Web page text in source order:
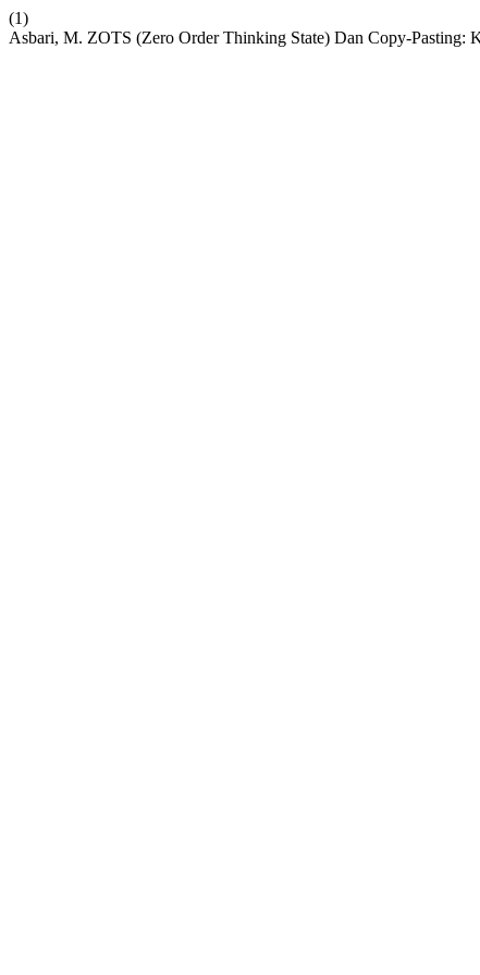
(1)
Asbari, M. ZOTS (Zero Order Thinking State) Dan Copy-Pasting: